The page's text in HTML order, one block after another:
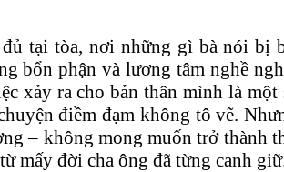
tại tòa, nơi những gì bà nói
bổn phận và lương tâm nghề
xảy ra cho bản thân mình là
điềm đạm không tô vẽ.
– không mong muốn trở thành
mấy đời cha ông đã từng canh